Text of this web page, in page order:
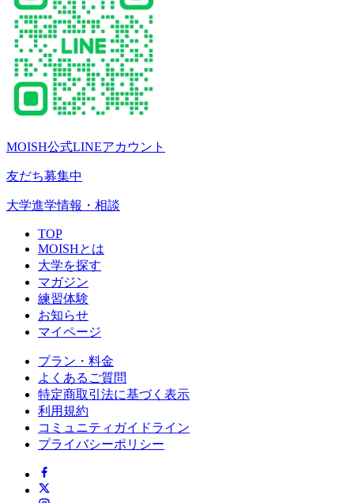
MOISH公式LINEアカウント
友だち募集中
大学進学情報・相談
TOP
MOISHとは
大学を探す
マガジン
練習体験
お知らせ
マイページ
プラン・料金
よくあるご質問
特定商取引法に基づく表示
利用規約
コミュニティガイドライン
プライバシーポリシー